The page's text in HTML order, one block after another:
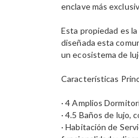
enclave más
Esta propiedad es
diseñada esta
un ecosistema de
Características
· 4 Amplios
· 4.5 Baños de lujo,
· Habitación de